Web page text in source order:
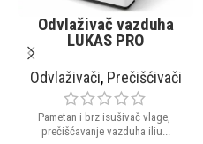
Odvlaživač vazduha
LUKAS PRO
Odvlaživači, Prečišćivači
Pametan i brz isušivač vlage,
prečišćavanje vazduha iliu...